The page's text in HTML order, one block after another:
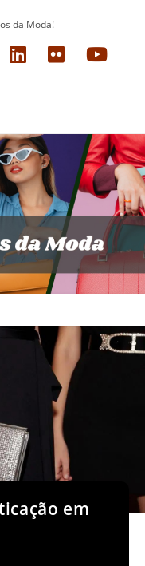
da Moda!
em